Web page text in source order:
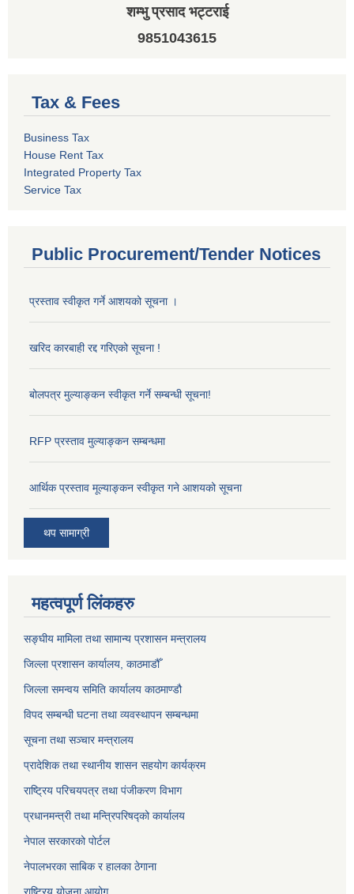
शम्भु प्रसाद भट्टराई
9851043615
Tax & Fees
Business Tax
House Rent Tax
Integrated Property Tax
Service Tax
Public Procurement/Tender Notices
प्रस्ताव स्वीकृत गर्ने आशयको सूचना ।
खरिद कारबाही रद्द गरिएको सूचना !
बोलपत्र मुल्याङ्कन स्वीकृत गर्ने सम्बन्धी सूचना!
RFP प्रस्ताव मुल्याङ्कन सम्बन्धमा
आर्थिक प्रस्ताव मूल्याङ्कन स्वीकृत गने आशयको सूचना
थप सामाग्री
महत्वपूर्ण लिंकहरु
सङ्‍घीय मामिला तथा सामान्य प्रशासन मन्त्रालय
जिल्ला प्रशासन कार्यालय, काठमाडौँ
जिल्ला समन्वय समिति कार्यालय काठमाण्ड‌ौ
विपद सम्बन्धी घटना तथा व्यवस्थापन सम्बन्धमा
सूचना तथा सञ्चार मन्त्रालय
प्रादेशिक तथा स्थानीय शासन सहयोग कार्यक्रम
राष्ट्रिय परिचयपत्र तथा पंजीकरण विभाग
प्रधानमन्त्री तथा मन्त्रिपरिषद्को कार्यालय
नेपाल सरकारको पोर्टल
नेपालभरका साबिक र हालका ठेगाना
राष्ट्रिय योजना आयोग